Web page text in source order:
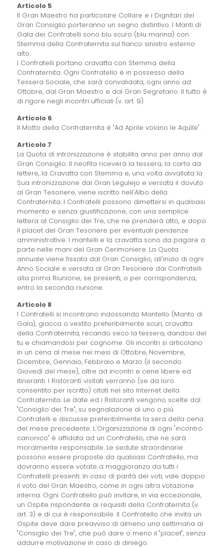
Articolo 5
Il Gran Maestro ha particolare Collare e i Dignitari del
Gran Consiglio porteranno un segno distintivo. I Manti di
Gala dei Confratelli sono blu scuro (blu marina) con
Stemma della Confraternita sul fianco sinistro esterno
alto.
I Confratelli portano cravatta con Stemma della
Confraternita. Ogni Confratello è in possesso della
Tessera Sociale, che sarà convalidata, ogni anno ad
Ottobre, dal Gran Maestro e dal Gran Segretario. Il tutto è
di rigore negli incontri ufficiali (v. art. 9)
Articolo 6
Il Motto della Confraternita è "Ad Aprile volano le Aquìle".
Articolo 7
La Quota di intronizzazione è stabilita anno per anno dal
Gran Consiglio. Il neofita riceverà la tessera, la carta da
lettere, la Cravatta con Stemma e, una volta avvallata la
Sua intronizzazione dal Gran Legulejo e versata il dovuto
al Gran Tesoriere, viene iscritto nell'Albo della
Confraternita. I Confratelli possono dimettersi in qualsiasi
momento e senza giustificazione, con una semplice
lettera al Consiglio dei Tre, che ne prenderà atto, e dopo
il placet del Gran Tesoriere per eventuali pendenze
amministrative. I mantelli e la cravatta sono da pagare a
parte nelle mani del Gran Cerimoniere. La Quota
annuale viene fissata dal Gran Consiglio, all'inizio di ogni
Anno Sociale e versata al Gran Tesoriere dai Confratelli
alla prima Riunione, se presenti, o per corrispondenza,
entro la seconda riunione.
Articolo 8
I Confratelli si incontrano indossando Mantello (Manto di
Gala), giacca o vestito preferibilmente scuri, cravatta
della Confraternita, recando seco la tessera, dandosi del
tu e chiamandosi per cognome. Gli incontri si articolano
in un cena al mese nei mesi di Ottobre, Novembre,
Dicembre, Gennaio, Febbraio e Marzo (il secondo
Giovedì del mese), oltre ad incontri e cene libere ed
itineranti. I Ristoranti visitati verranno (se da loro
consentito per iscritto) citati nel sito Internet della
Confraternita. Le date ed i Ristoranti vengono scelte dal
"Consiglio dei Tre", su segnalazione di uno o più
Confratelli e discusse preferibilmente la sera della cena
del mese precedente. L'Organizzazione di ogni "incontro
canonico" è affidata ad un Confratello, che ne sarà
moralmente responsabile. Le sedute straordinarie
possono essere proposte da qualsiasi Confratello, ma
dovranno essere votate a maggioranza da tutti i
Confratelli presenti. In caso di parità dei voti, vale doppio
il voto del Gran Maestro, come in ogni altra votazione
interna. Ogni Confratello può invitare, in via eccezionale,
un Ospite rispondente ai requisiti della Confraternita (v.
art. 3) e di cui è responsabile. Il Confratello che invita un
Ospite deve dare preavviso di almeno una settimana al
"Consiglio dei Tre", che può dare o meno il "placet", senza
addurre motivazione in caso di diniego.